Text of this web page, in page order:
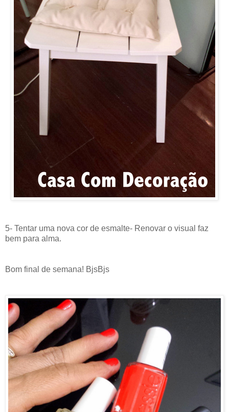
5- Tentar uma nova cor de esmalte- Renovar o visual faz
bem para alma.
Bom final de semana! BjsBjs